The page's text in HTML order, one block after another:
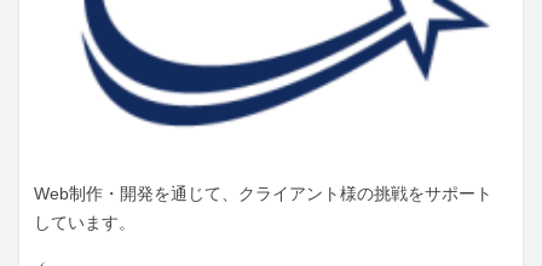
Web制作・開発を通じて、クライアント様の挑戦をサポート
しています。